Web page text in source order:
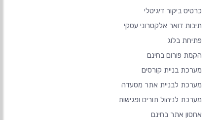
כרטיס ביקור דיגיטלי
תיבות דואר אלקטרוני עסקי
פתיחת בלוג
הקמת פורום בחינם
מערכת בניית קורסים
מערכת לבניית אתר מסעדה
מערכת לניהול תורים ופגישות
אחסון אתר בחינם